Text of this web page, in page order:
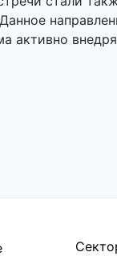
активно